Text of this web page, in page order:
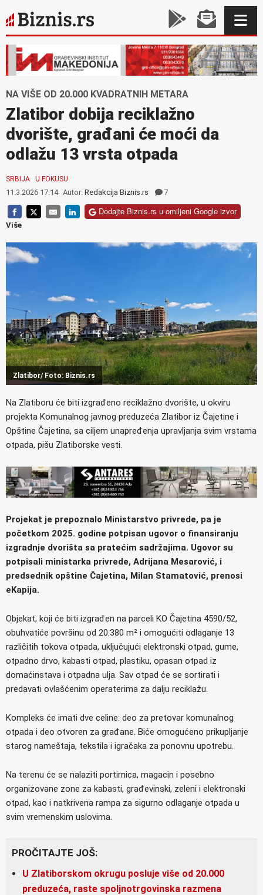
NA VIŠE OD 20.000 KVADRATNIH METARA
Zlatibor dobija reciklažno
dvorište, građani će moći da
odlažu 13 vrsta otpada
SRBIJA U FOKUSU
11.3.2026 17:14 Autor: Redakcija Biznis.rs 7
Dodajte Biznis.rs u omiljeni Google izvor
Više
Zlatibor/ Foto: Biznis.rs
Na Zlatiboru će biti izgrađeno reciklažno dvorište, u okviru
projekta Komunalnog javnog preduzeća Zlatibor iz Čajetine i
Opštine Čajetina, sa ciljem unapređenja upravljanja svim vrstama
otpada, pišu Zlatiborske vesti.
Projekat je prepoznalo Ministarstvo privrede, pa je
početkom 2025. godine potpisan ugovor o finansiranju
izgradnje dvorišta sa pratećim sadržajima. Ugovor su
potpisali ministarka privrede, Adrijana Mesarović, i
predsednik opštine Čajetina, Milan Stamatović, prenosi
eKapija.
Objekat, koji će biti izgrađen na parceli KO Čajetina 4590/52,
obuhvatiće površinu od 20.380 m² i omogućiti odlaganje 13
različitih tokova otpada, uključujući elektronski otpad, gume,
otpadno drvo, kabasti otpad, plastiku, opasan otpad iz
domaćinstava i otpadna ulja. Sav otpad će se sortirati i
predavati ovlašćenim operaterima za dalju reciklažu.
Kompleks će imati dve celine: deo za pretovar komunalnog
otpada i deo otvoren za građane. Biće omogućeno prikupljanje
starog nameštaja, tekstila i igračaka za ponovnu upotrebu.
Na terenu će se nalaziti portirnica, magacin i posebno
organizovane zone za kabasti, građevinski, zeleni i elektronski
otpad, kao i natkrivena rampa za sigurno odlaganje otpada u
svim vremenskim uslovima.
PROČITAJTE JOŠ:
U Zlatiborskom okrugu posluje više od 20.000
preduzeća, raste spoljnotrgovinska razmena